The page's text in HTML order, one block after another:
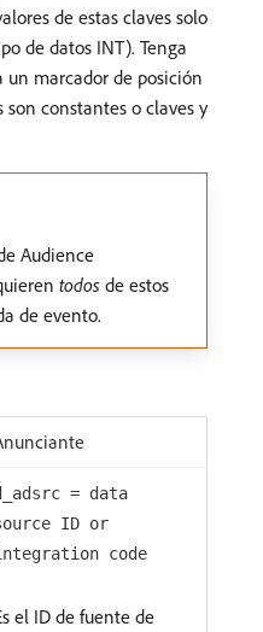
de estas claves solo
de datos INT). Tenga
un marcador de posición
constantes o claves y
Audience
todos de estos
de evento.
= data
ID or
code
el ID de fuente de